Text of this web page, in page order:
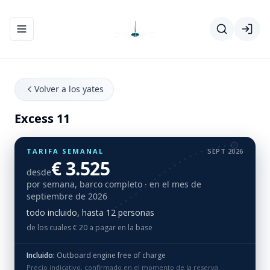
Abrir/cerrar el menú de navegación
Volver a los yates
Excess 11
TARIFA SEMANAL SEPT 2026
desde€ 3.525
por semana, barco completo · en el mes de
septiembre de 2026
todo incluido, hasta 12 personas
de los cuales € 20 a pagar en la base
Incluido: Outboard engine free of charge
Precio indicativo, confirmado en el momento de la reserva.